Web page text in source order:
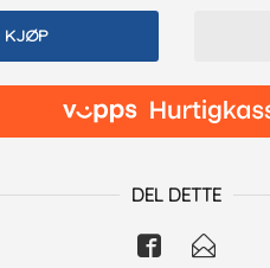
KJØP
DEL DETTE